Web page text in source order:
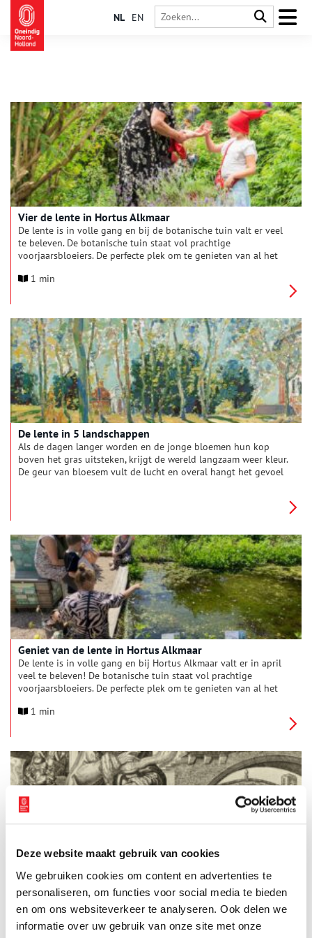
Deze website maakt gebruik van cookies
We gebruiken cookies om content en advertenties te
personaliseren, om functies voor social media te bieden
en om ons websiteverkeer te analyseren. Ook delen we
informatie over uw gebruik van onze site met onze
NL EN
Vier de lente in Hortus Alkmaar
De lente is in volle gang en bij de botanische tuin valt er veel
te beleven. De botanische tuin staat vol prachtige
voorjaarsbloeiers. De perfecte plek om te genieten van al het
een gevarieerd aanbod met activiteiten en ontspanning.
1 min
De lente in 5 landschappen
Als de dagen langer worden en de jonge bloemen hun kop
boven het gras uitsteken, krijgt de wereld langzaam weer kleur.
De geur van bloesem vult de lucht en overal hangt het gevoel
Geniet van de lente in Hortus Alkmaar
De lente is in volle gang en bij Hortus Alkmaar valt er in april
veel te beleven! De botanische tuin staat vol prachtige
voorjaarsbloeiers. De perfecte plek om te genieten van al het
een gevarieerd aanbod met activiteiten en ontspanning.
1 min
Maarten van Heemskerck (1498-1574) was een echte pionier.
Hij maakte niet alleen schilderijen en tekeningen, maar ook
honderden ontwerpen voor etsen en gravures. Zijn
voorstellingen waren creatief en vernieuwend, maar zijn
manier van werken was dat ook. Om op grote schaal prenten